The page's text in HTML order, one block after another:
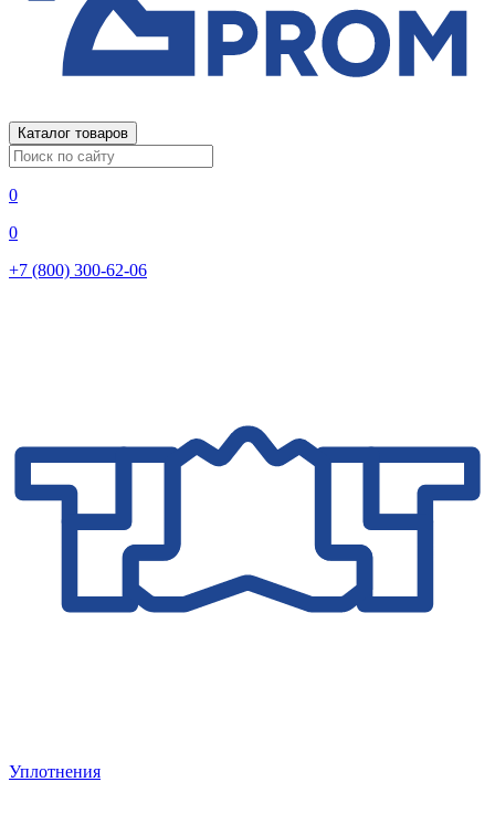
Каталог товаров
0
0
+7 (800) 300-62-06
Уплотнения